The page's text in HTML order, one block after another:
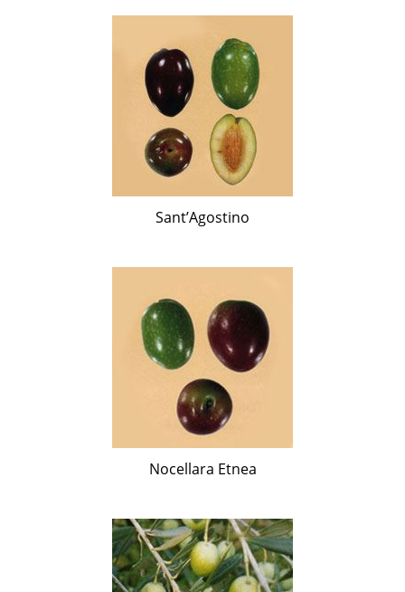
Sant’Agostino
Nocellara Etnea